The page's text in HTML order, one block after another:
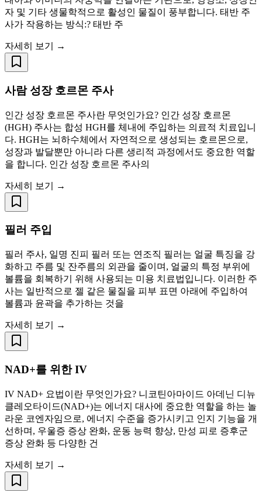
자 및 기타 생물학적으로 활성인 물질이 풍부합니다. 태반 주
사가 작용하는 방식:? 태반 주
자세히 보기 →
사람 성장 호르몬 주사
인간 성장 호르몬 주사란 무엇인가요? 인간 성장 호르몬
(HGH) 주사는 합성 HGH를 체내에 주입하는 의료적 치료입니
다. HGH는 뇌하수체에서 자연적으로 생성되는 호르몬으로,
성장과 발달뿐만 아니라 다른 생리적 과정에서도 중요한 역할
을 합니다. 인간 성장 호르몬 주사의
자세히 보기 →
필러 주입
필러 주사, 일명 진피 필러 또는 연조직 필러는 얼굴 특징을 강
화하고 주름 및 잔주름의 외관을 줄이며, 얼굴의 특정 부위에
볼륨을 회복하기 위해 사용되는 미용 치료법입니다. 이러한 주
사는 일반적으로 젤 같은 물질을 피부 표면 아래에 주입하여
볼륨과 윤곽을 추가하는 것을
자세히 보기 →
NAD+를 위한 IV
IV NAD+ 요법이란 무엇인가요? 니코틴아마이드 아데닌 디뉴
클레오타이드(NAD+)는 에너지 대사에 중요한 역할을 하는 놀
라운 코엔자임으로, 에너지 수준을 증가시키고 인지 기능을 개
선하며, 우울증 증상 완화, 운동 능력 향상, 만성 피로 증후군
증상 완화 등 다양한 건
자세히 보기 →